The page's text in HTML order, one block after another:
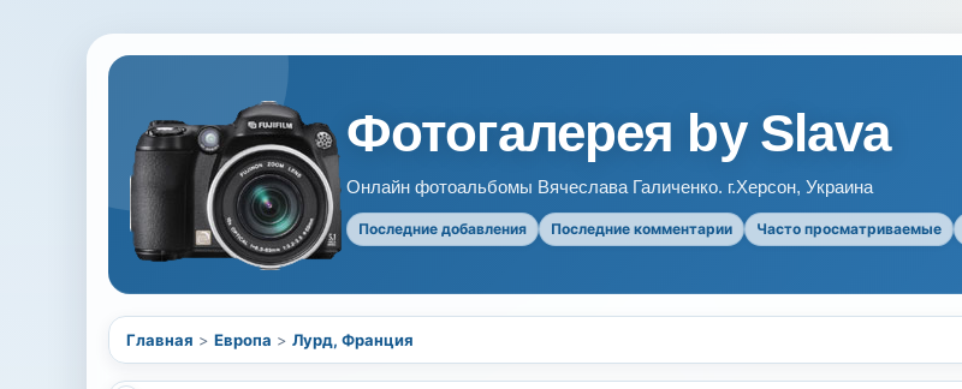
Фотогалерея by Slava
Онлайн фотоальбомы Вячеслава Галиченко. г.Херсон, Украина
Последние добавления Последние комментарии Часто просматриваемые
Главная > Европа > Лурд, Франция